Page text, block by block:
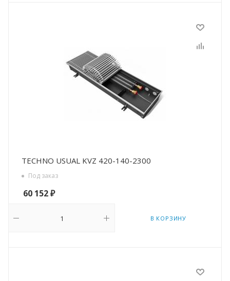
TECHNO USUAL KVZ 420-140-2300
Под заказ
60 152₽
В КОРЗИНУ